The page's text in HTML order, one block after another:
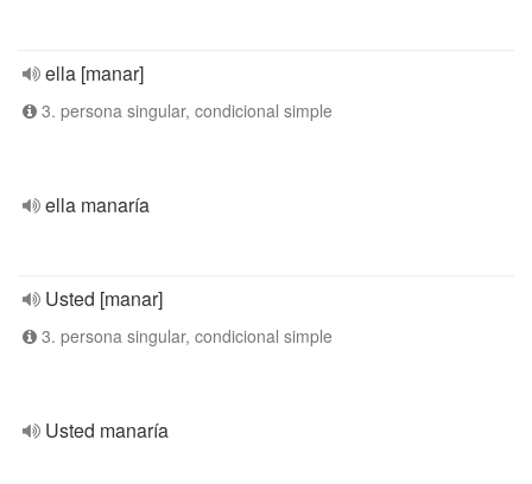
ella [manar]
3. persona singular, condicional simple
ella manaría
Usted [manar]
3. persona singular, condicional simple
Usted manaría